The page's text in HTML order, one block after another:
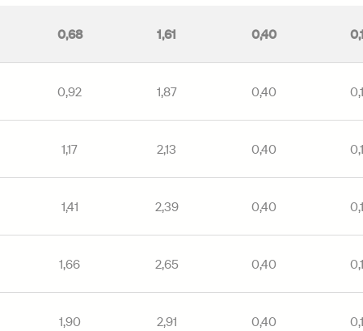
0,68 1,61 0,40
0,92 1,87 0,40
1,17 2,13 0,40
1,41 2,39 0,40
1,66 2,65 0,40
1,90 2,91 0,40